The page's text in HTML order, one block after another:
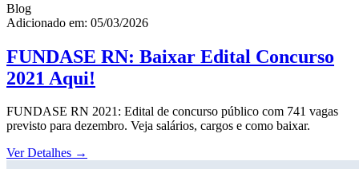
Blog
Adicionado em: 05/03/2026
FUNDASE RN: Baixar Edital Concurso
2021 Aqui!
FUNDASE RN 2021: Edital de concurso público com 741 vagas
previsto para dezembro. Veja salários, cargos e como baixar.
Ver Detalhes →